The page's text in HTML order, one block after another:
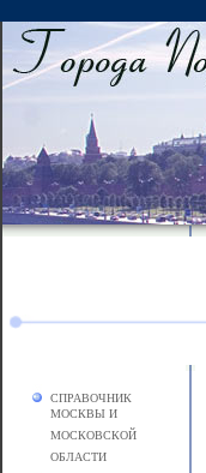
СПРАВОЧНИК
МОСКВЫ И
МОСКОВСКОЙ
ОБЛАСТИ